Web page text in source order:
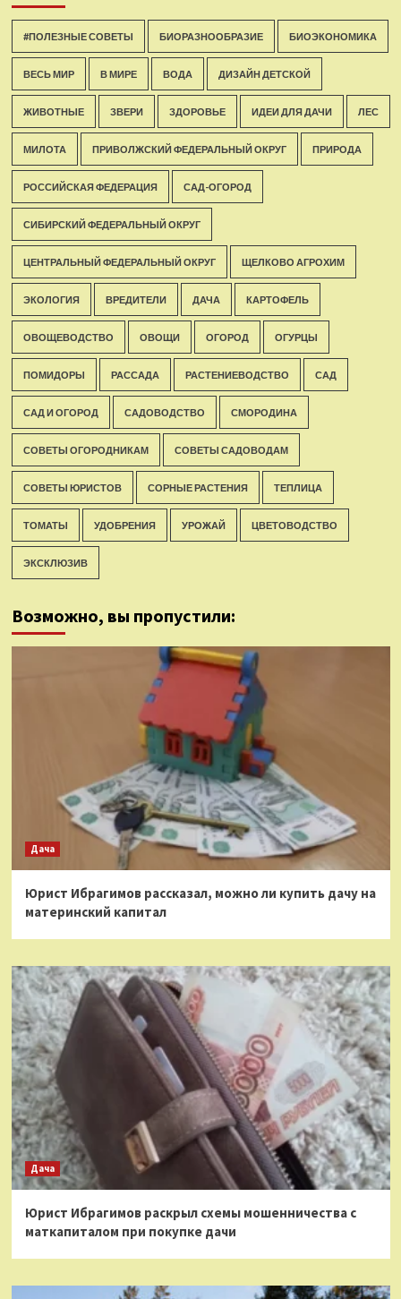
#ПОЛЕЗНЫЕ СОВЕТЫ БИОРАЗНООБРАЗИЕ БИОЭКОНОМИКА
ВЕСЬ МИР В МИРЕ ВОДА ДИЗАЙН ДЕТСКОЙ
ЖИВОТНЫЕ ЗВЕРИ ЗДОРОВЬЕ ИДЕИ ДЛЯ ДАЧИ ЛЕС
МИЛОТА ПРИВОЛЖСКИЙ ФЕДЕРАЛЬНЫЙ ОКРУГ ПРИРОДА
РОССИЙСКАЯ ФЕДЕРАЦИЯ САД-ОГОРОД
СИБИРСКИЙ ФЕДЕРАЛЬНЫЙ ОКРУГ
ЦЕНТРАЛЬНЫЙ ФЕДЕРАЛЬНЫЙ ОКРУГ ЩЕЛКОВО АГРОХИМ
ЭКОЛОГИЯ ВРЕДИТЕЛИ ДАЧА КАРТОФЕЛЬ
ОВОЩЕВОДСТВО ОВОЩИ ОГОРОД ОГУРЦЫ
ПОМИДОРЫ РАССАДА РАСТЕНИЕВОДСТВО САД
САД И ОГОРОД САДОВОДСТВО СМОРОДИНА
СОВЕТЫ ОГОРОДНИКАМ СОВЕТЫ САДОВОДАМ
СОВЕТЫ ЮРИСТОВ СОРНЫЕ РАСТЕНИЯ ТЕПЛИЦА
ТОМАТЫ УДОБРЕНИЯ УРОЖАЙ ЦВЕТОВОДСТВО
ЭКСКЛЮЗИВ
Возможно, вы пропустили:
Дача
Юрист Ибрагимов рассказал, можно ли купить дачу на
материнский капитал
Дача
Юрист Ибрагимов раскрыл схемы мошенничества с
маткапиталом при покупке дачи